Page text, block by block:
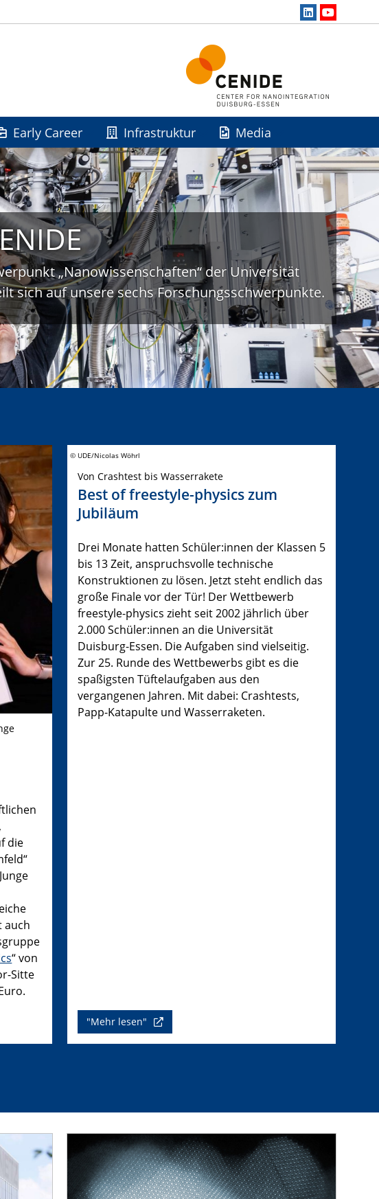
Early Career Infrastruktur Media
„Nanowissenschaften“ der Universität
sich auf unsere sechs Forschungsschwerpunkte.
die
auch
“ von
Sitte
© UDE/Nicolas Wöhrl
Von Crashtest bis Wasserrakete
Best of freestyle-physics zum
Jubiläum
Drei Monate hatten Schüler:innen der Klassen 5
bis 13 Zeit, anspruchsvolle technische
Konstruktionen zu lösen. Jetzt steht endlich das
große Finale vor der Tür! Der Wettbewerb
freestyle-physics zieht seit 2002 jährlich über
2.000 Schüler:innen an die Universität
Duisburg-Essen. Die Aufgaben sind vielseitig.
Zur 25. Runde des Wettbewerbs gibt es die
spaßigsten Tüftelaufgaben aus den
vergangenen Jahren. Mit dabei: Crashtests,
Papp-Katapulte und Wasserraketen.
"Mehr lesen"